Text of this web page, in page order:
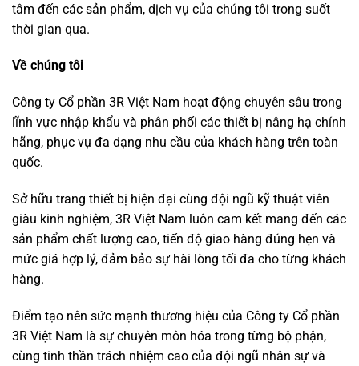
tâm đến các sản phẩm, dịch vụ của chúng tôi trong suốt
thời gian qua.
Về chúng tôi
Công ty Cổ phần 3R Việt Nam hoạt động chuyên sâu trong
lĩnh vực nhập khẩu và phân phối các thiết bị nâng hạ chính
hãng, phục vụ đa dạng nhu cầu của khách hàng trên toàn
quốc.
Sở hữu trang thiết bị hiện đại cùng đội ngũ kỹ thuật viên
giàu kinh nghiệm, 3R Việt Nam luôn cam kết mang đến các
sản phẩm chất lượng cao, tiến độ giao hàng đúng hẹn và
mức giá hợp lý, đảm bảo sự hài lòng tối đa cho từng khách
hàng.
Điểm tạo nên sức mạnh thương hiệu của Công ty Cổ phần
3R Việt Nam là sự chuyên môn hóa trong từng bộ phận,
cùng tinh thần trách nhiệm cao của đội ngũ nhân sự và